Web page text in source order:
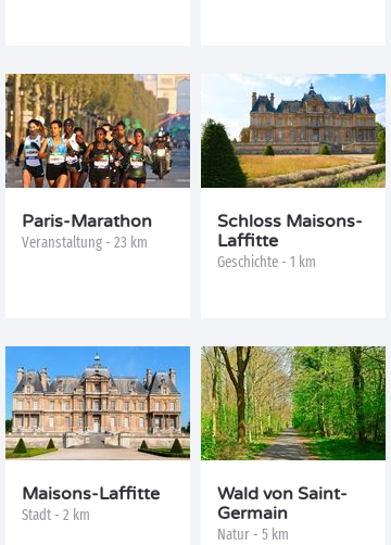
Paris-Marathon
Veranstaltung - 23 km
Schloss Maisons-
Laffitte
Geschichte - 1 km
Maisons-Laffitte
Stadt - 2 km
Wald von Saint-
Germain
Natur - 5 km